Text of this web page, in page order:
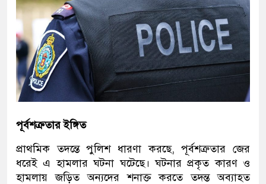
পূর্বশত্রুতার ইঙ্গিত
প্রাথমিক তদন্তে পুলিশ ধারণা করছে, পূর্বশত্রুতার জের
ধরেই এ হামলার ঘটনা ঘটেছে। ঘটনার প্রকৃত কারণ ও
হামলায় জড়িত অন্যদের শনাক্ত করতে তদন্ত অব্যাহত